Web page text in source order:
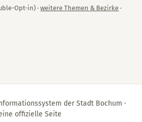
Opt-in) ·weitere Themen & Bezirke ·
der Stadt Bochum ·
offizielle Seite